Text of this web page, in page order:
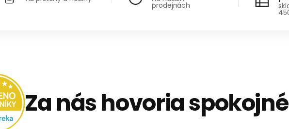
prodejnách
Za nás hovoria